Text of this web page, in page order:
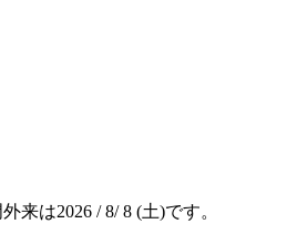
来は2026 / 8/ 8 (土)です。